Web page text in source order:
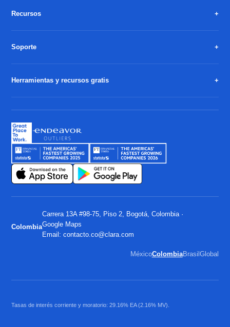
Recursos
Soporte
Herramientas y recursos gratis
Colombia
Carrera 13A #98-75, Piso 2, Bogotá, Colombia ·
Google Maps
Email:contacto.co@clara.com
MéxicoColombiaBrasilGlobal
Tasas de interés corriente y moratorio: 29.16% EA (2.16% MV).